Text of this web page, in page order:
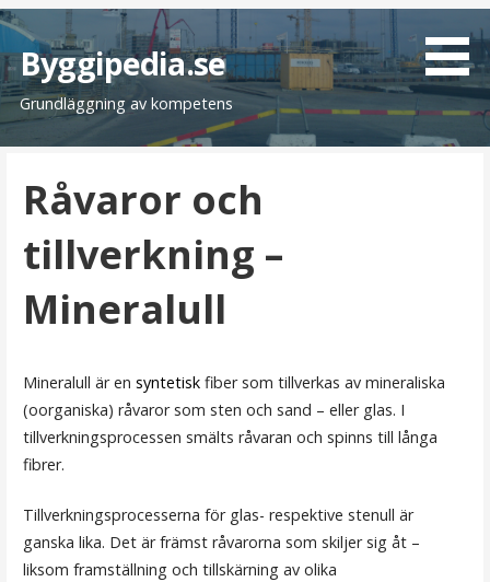
H
o
p
p
Byggipedia.se
Grundläggning av kompetens
Råvaror och
tillverkning –
Mineralull
Mineralull är en syntetisk fiber som tillverkas av mineraliska
(oorganiska) råvaror som sten och sand – eller glas. I
tillverkningsprocessen smälts råvaran och spinns till långa
fibrer.
Tillverkningsprocesserna för glas- respektive stenull är
ganska lika. Det är främst råvarorna som skiljer sig åt –
liksom framställning och tillskärning av olika